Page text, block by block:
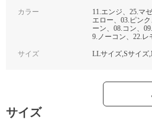
カラー
11.エンジ、25.マ
エロー、03.ピン
ーン、08.コン、
9.ノーコン、22.レ
サイズ LLサイズ,Sサイズ
サイズ